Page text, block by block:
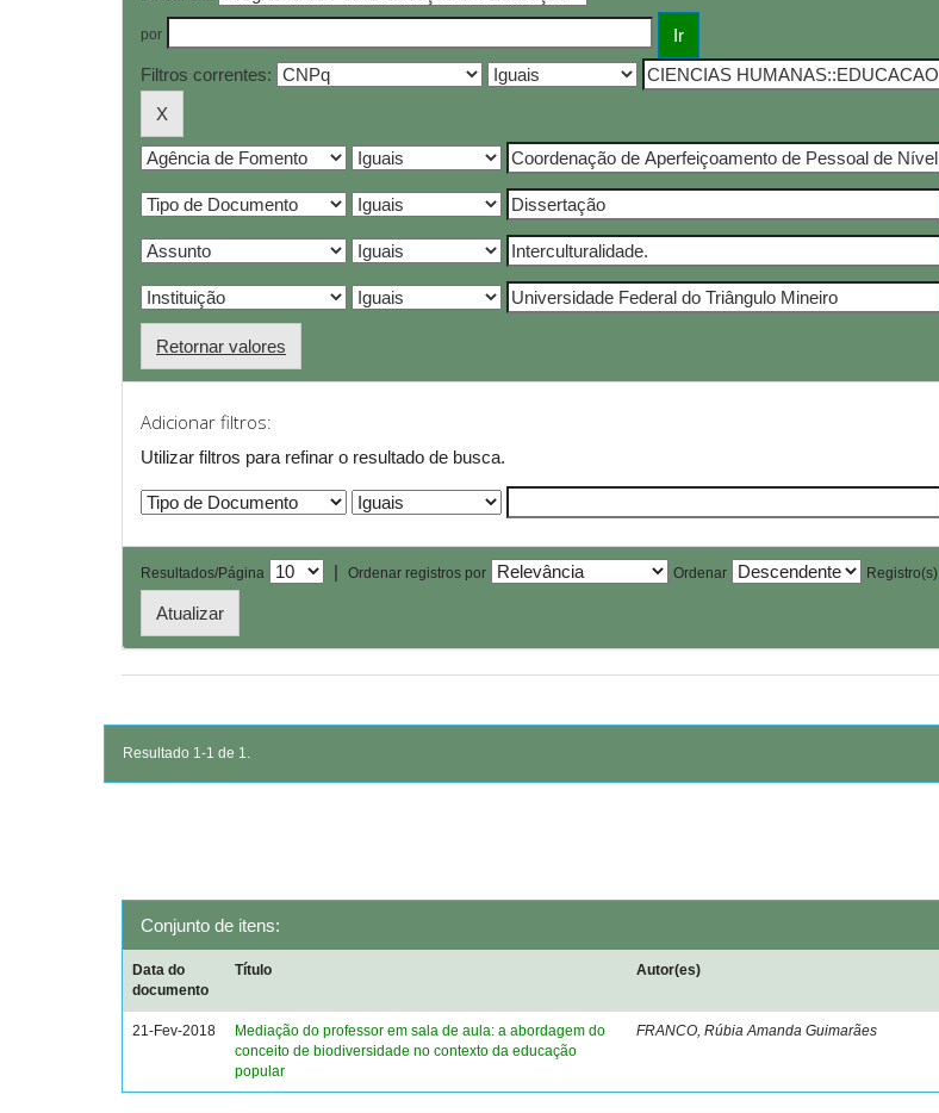
por
Filtros correntes:
Retornar valores
Adicionar filtros:
Utilizar filtros para refinar o resultado de busca.
Resultados/Página | Ordenar registros por Ordenar Registro(s)
Resultado 1-1 de 1.
Conjunto de itens:
Data do
documento
Título Autor(es)
21-Fev-2018
Mediação do professor em sala de aula: a abordagem do
conceito de biodiversidade no contexto da educação
popular
FRANCO, Rúbia Amanda Guimarães